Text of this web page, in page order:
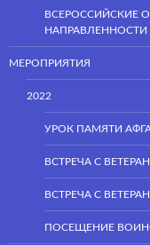
ВСЕРОССИЙСКИЕ
НАПРАВЛЕННОСТИ
МЕРОПРИЯТИЯ
2022
УРОК ПАМЯТИ
ВСТРЕЧА С
ВСТРЕЧА С
ПОСЕЩЕНИЕ